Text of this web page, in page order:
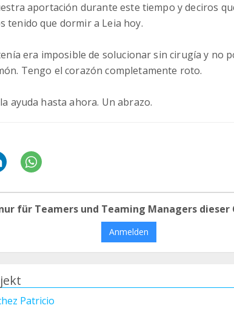
aportación durante este tiempo y deciros
tenido que dormir a Leia hoy.
era imposible de solucionar sin cirugía y no
Tengo el corazón completamente roto.
ayuda hasta ahora. Un abrazo.
für Teamers und Teaming Managers dieser
Anmelden
Patricio